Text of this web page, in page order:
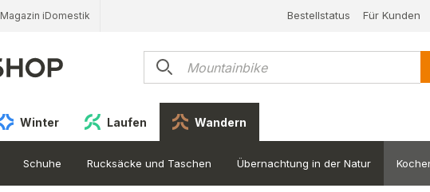
Magazin iDomestik Bestellstatus Für Kunden
Winter Laufen Wandern
Schuhe Rucksäcke und Taschen Übernachtung in der Natur